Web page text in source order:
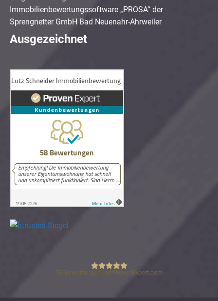
Immobilienbewertungssoftware „PROSA“ der
Sprengnetter GmbH Bad Neuenahr-Ahrweiler
Ausgezeichnet
Lutz Schneider Immobilienbewertung
58 Bewertungen auf ProvenExpert.com